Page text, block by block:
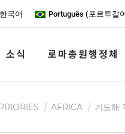
한국어 Português (포르투갈
소식 로마총원행정체
AFRICA 기도해